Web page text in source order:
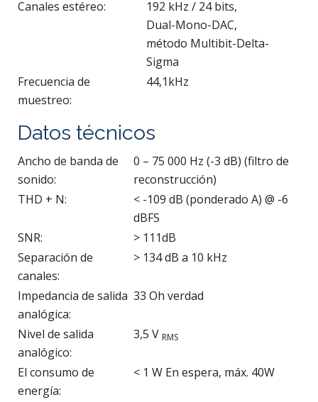
Canales estéreo:
192 kHz / 24 bits,
Dual-Mono-DAC,
método Multibit-Delta-
Sigma
Frecuencia de
muestreo:
44,1kHz
Datos técnicos
Ancho de banda de
sonido:
0 – 75 000 Hz (-3 dB) (filtro de
reconstrucción)
THD + N:
< -109 dB (ponderado A) @ -6
dBFS
SNR:
> 111dB
Separación de
canales:
> 134 dB a 10 kHz
Impedancia de salida
analógica:
33 Oh verdad
Nivel de salida
analógico:
3,5 V RMS
El consumo de
energía:
< 1 W En espera, máx. 40W